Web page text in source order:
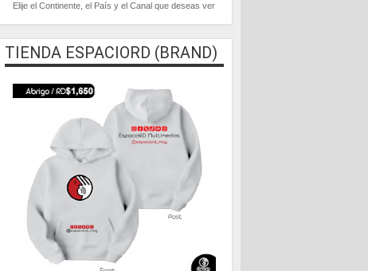
Elije el Continente, el País y el Canal que deseas ver
TIENDA ESPACIORD (BRAND)